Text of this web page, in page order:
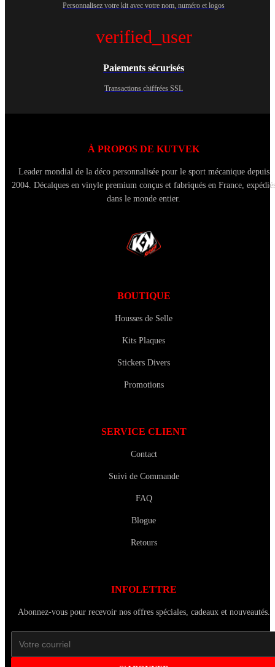
Personnalisez votre kit avec votre nom, numéro et logos
verified_user
Paiements sécurisés
Transactions chiffrées SSL
À PROPOS DE KUTVEK
Leader mondial de la déco personnalisée pour le sport mécanique depuis
2004. Décalques en vinyle premium conçus et fabriqués en France,
dans le monde entier.
BOUTIQUE
Housses de Selle
Kits Plaques
Stickers Divers
Promotions
SERVICE CLIENT
Contact
Suivi de Commande
FAQ
Blogue
Retours
INFOLETTRE
Abonnez-vous pour recevoir nos offres spéciales, cadeaux et nouveautés.